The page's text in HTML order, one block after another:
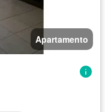
Apartamento